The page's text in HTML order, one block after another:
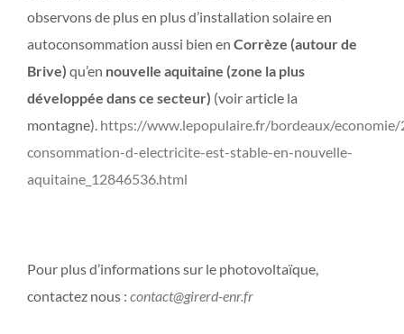
observons de plus en plus d’installation solaire en
autoconsommation aussi bien en Corrèze (autour de
Brive) qu’en nouvelle aquitaine (zone la plus
développée dans ce secteur) (voir article la
montagne). https://www.lepopulaire.fr/bordeaux/
consommation-d-electricite-est-stable-en-nouvelle-
aquitaine_12846536.html
Pour plus d’informations sur le photovoltaïque,
contactez nous : contact@girerd-enr.fr